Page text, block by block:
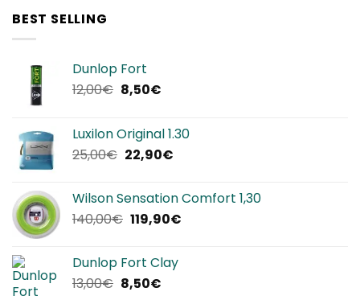
BEST SELLING
Dunlop Fort
12,00€ Il
era:
12,00€.
8,50€Il
è:
8,50€.
Luxilon Original 1.30
25,00€ Il
era:
25,00€.
22,90€Il
è:
22,90€.
Wilson Sensation Comfort 1,30
140,00€ Il
era:
140,00€.
119,90€Il
Dunlop Fort Clay
13,00€ Il
8,50€Il